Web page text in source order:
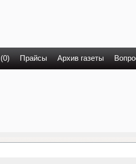
Прайсы Архив газеты